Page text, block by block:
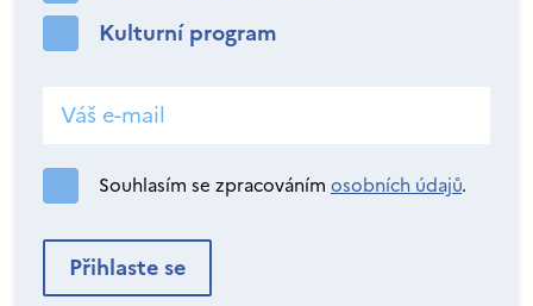
Kulturní program
Souhlasím se zpracováním osobních údajů.